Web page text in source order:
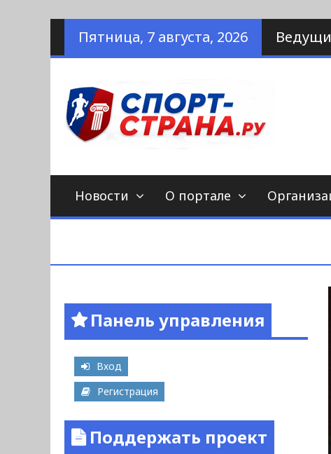
НаверхПятница, 7 августа, 2026
Новости О портале
Панель управления
Вход
Регистрация
Поддержать проект